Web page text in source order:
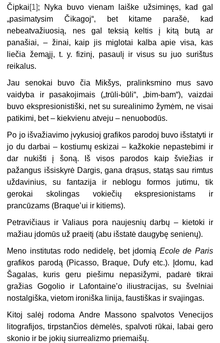
Čipkai[1]; Nyka buvo vienam laiške užsiminęs, kad gal
„pasimatysim Čikagoj“, bet kitame parašė, kad
nebeatvažiuosią, nes gal teksią keltis į kitą butą ar
panašiai, – žinai, kaip jis miglotai kalba apie visa, kas
liečia žemąjį, t. y. fizinį, pasaulį ir visus su juo surištus
reikalus.
Jau senokai buvo čia Mikšys, pralinksmino mus savo
vaidyba ir pasakojimais („trūli-būli“, „bim-bam“), vaizdai
buvo ekspresionistiški, net su surealinimo žymėm, ne visai
patikimi, bet – kiekvienu atveju – nenuobodūs.
Po jo išvažiavimo įvykusioj grafikos parodoj buvo išstatyti ir
jo du darbai – kostiumų eskizai – kažkokie nepastebimi ir
dar nukišti į šoną. Iš visos parodos kaip šviežias ir
pažangus išsiskyrė Dargis, gana drąsus, statąs sau rimtus
uždavinius, su fantazija ir neblogu formos jutimu, tik
gerokai skolingas vokiečių ekspresionistams ir
prancūzams (Braque’ui ir kitiems).
Petravičiaus ir Valiaus pora naujesnių darbų – kietoki ir
mažiau įdomūs už praeitį (abu išstatė daugybę senienų).
Meno institutas rodo nedidelę, bet įdomią Ecole de Paris
grafikos parodą (Picasso, Braque, Dufy etc.). Įdomu, kad
Šagalas, kuris geru piešimu nepasižymi, padarė tikrai
gražias Gogolio ir Lafontaine’o iliustracijas, su švelniai
nostalgiška, vietom ironiška linija, faustiškas ir svajingas.
Kitoj salėj rodoma Andre Massono spalvotos Venecijos
litografijos, tirpstančios dėmelės, spalvoti rūkai, labai gero
skonio ir be jokių siurrealizmo priemaišų.